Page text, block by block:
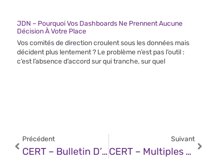
JDN – Pourquoi Vos Dashboards Ne Prennent Aucune
Décision À Votre Place
Vos comités de direction croulent sous les données mais
décident plus lentement ? Le problème n’est pas l’outil :
c’est l’absence d’accord sur qui tranche, sur quel
Précédent
CERT – Bulletin D’actualité CERTFR-2025-ACT-050 (24 Novembre 2025)
Suivant
CERT – Multiples Vulnérabilités Dans Les Produits Synology (24 Novembre 2025)